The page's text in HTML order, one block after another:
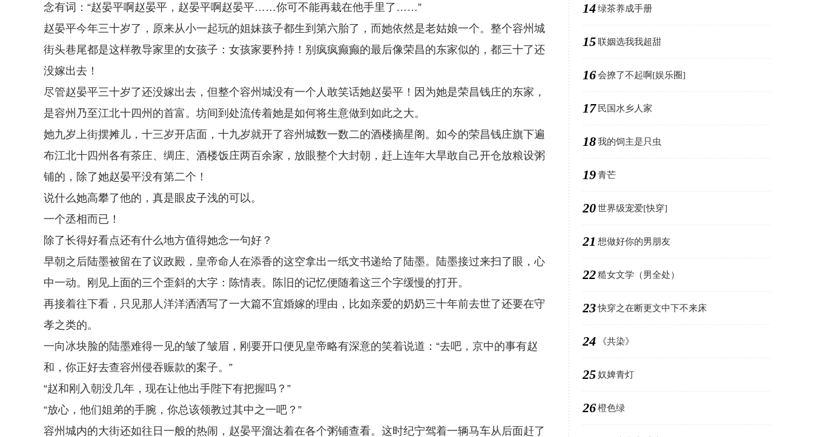
念有词：“赵晏平啊赵晏平，赵晏平啊赵晏平……你可不能再栽在他手里了……”
赵晏平今年三十岁了，原来从小一起玩的姐妹孩子都生到第六胎了，而她依然是老姑娘一个。整个容州城
街头巷尾都是这样教导家里的女孩子：女孩家要矜持！别疯疯癫癫的最后像荣昌的东家似的，都三十了还
没嫁出去！
尽管赵晏平三十岁了还没嫁出去，但整个容州城没有一个人敢笑话她赵晏平！因为她是荣昌钱庄的东家，
是容州乃至江北十四州的首富。坊间到处流传着她是如何将生意做到如此之大。
她九岁上街摆摊儿，十三岁开店面，十九岁就开了容州城数一数二的酒楼摘星阁。如今的荣昌钱庄旗下遍
布江北十四州各有茶庄、绸庄、酒楼饭庄两百余家，放眼整个大封朝，赶上连年大旱敢自己开仓放粮设粥
铺的，除了她赵晏平没有第二个！
说什么她高攀了他的，真是眼皮子浅的可以。
一个丞相而已！
除了长得好看点还有什么地方值得她念一句好？
早朝之后陆墨被留在了议政殿，皇帝命人在添香的这空拿出一纸文书递给了陆墨。陆墨接过来扫了眼，心
中一动。刚见上面的三个歪斜的大字：陈情表。陈旧的记忆便随着这三个字缓慢的打开。
再接着往下看，只见那人洋洋洒洒写了一大篇不宜婚嫁的理由，比如亲爱的奶奶三十年前去世了还要在守
孝之类的。
一向冰块脸的陆墨难得一见的皱了皱眉，刚要开口便见皇帝略有深意的笑着说道：“去吧，京中的事有赵
和，你正好去查容州侵吞赈款的案子。”
“赵和刚入朝没几年，现在让他出手陛下有把握吗？”
“放心，他们姐弟的手腕，你总该领教过其中之一吧？”
容州城内的大街还如往日一般的热闹，赵晏平溜达着在各个粥铺查看。这时纪宁驾着一辆马车从后面赶了
14绿茶养成手册
15联姻选我我超甜
16会撩了不起啊[娱乐圈]
17 民国水乡人家
18我的饲主是只虫
19青芒
20世界级宠爱[快穿]
21 想做好你的男朋友
22糙女文学（男全处）
23快穿之在断更文中下不来床
24 《共染》
25奴婢青灯
26橙色绿